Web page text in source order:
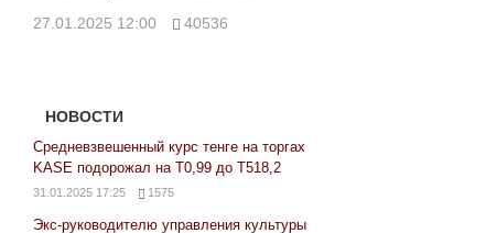
27.01.2025 12:00 40536
НОВОСТИ
Средневзвешенный курс тенге на торгах
KASE подорожал на Т0,99 до Т518,2
31.01.2025 17:25 1575
Экс-руководителю управления культуры